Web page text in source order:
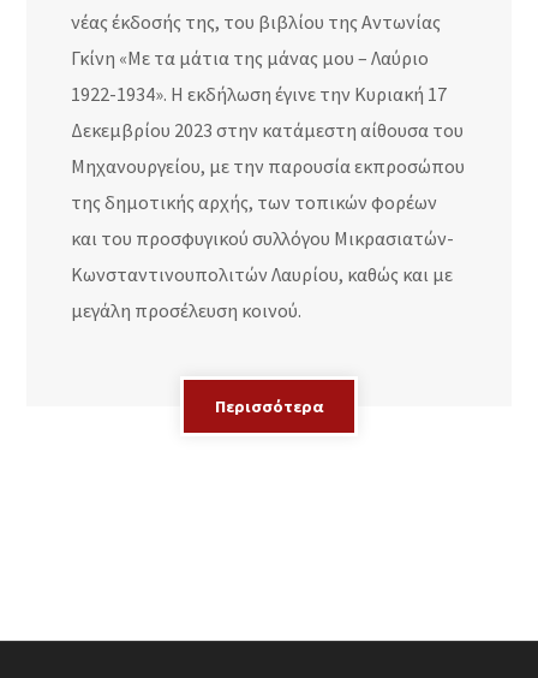
νέας έκδοσής της, του βιβλίου της Αντωνίας
Γκίνη «Με τα μάτια της μάνας μου – Λαύριο
1922-1934». Η εκδήλωση έγινε την Κυριακή 17
Δεκεμβρίου 2023 στην κατάμεστη αίθουσα του
Μηχανουργείου, με την παρουσία εκπροσώπου
της δημοτικής αρχής, των τοπικών φορέων
και του προσφυγικού συλλόγου Μικρασιατών-
Κωνσταντινουπολιτών Λαυρίου, καθώς και με
μεγάλη προσέλευση κοινού.
Περισσότερα